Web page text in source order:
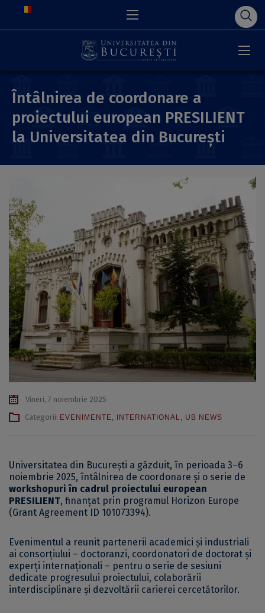
Întâlnirea de coordonare a
proiectului european PRESILIENT
la Universitatea din București
Vineri, 7 noiembrie 2025
Categorii: EVENIMENTE, INTERNATIONAL, UB NEWS
Universitatea din București a găzduit, în perioada 3–6
noiembrie 2025, întâlnirea de coordonare și o serie de
workshopuri în cadrul proiectului european
PRESILIENT, finanțat prin programul Horizon Europe
(Grant Agreement ID 101073394).
Evenimentul a reunit partenerii academici și industriali
ai consorțiului – doctoranzi, coordonatori de doctorat și
experți internaționali – pentru o serie de sesiuni
dedicate progresului proiectului, colaborării
interdisciplinare și dezvoltării carierei cercetătorilor.